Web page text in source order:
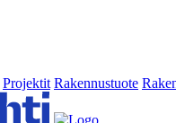
Projektit Rakennustuote